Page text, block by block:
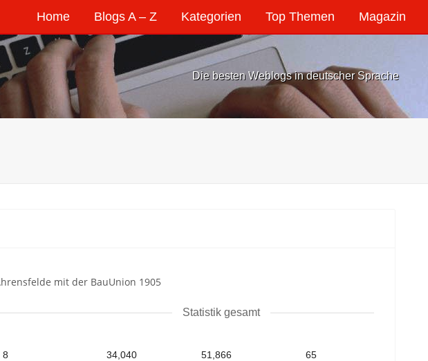
Home Blogs A – Z Kategorien Top Themen Magazin
Die besten Weblogs in deutscher Sprache
mit der BauUnion 1905
8
Statistik gesamt
34,040 51,866 65